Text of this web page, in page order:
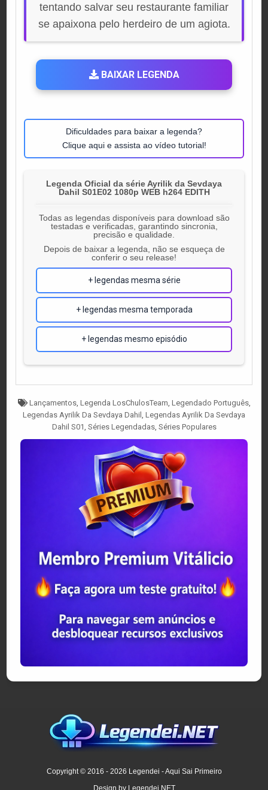
tentando salvar seu restaurante familiar
se apaixona pelo herdeiro de um agiota.
BAIXAR LEGENDA
Dificuldades para baixar a legenda?
Clique aqui e assista ao vídeo tutorial!
Legenda Oficial da série Ayrilik da Sevdaya
Dahil S01E02 1080p WEB h264 EDITH
Todas as legendas disponíveis para download são
testadas e verificadas, garantindo sincronia,
precisão e qualidade.
Depois de baixar a legenda, não se esqueça de
conferir o seu release!
+ legendas mesma série
+ legendas mesma temporada
+ legendas mesmo episódio
Tagged
Lançamentos, Legenda LosChulosTeam Legendado Português,
Legendas Ayrilik Da Sevdaya Dahil Legendas Ayrilik Da Sevdaya
Dahil S01 Séries Legendadas, Séries Populares
Copyright © 2016 - 2026 Legendei - Aqui Sai Primeiro